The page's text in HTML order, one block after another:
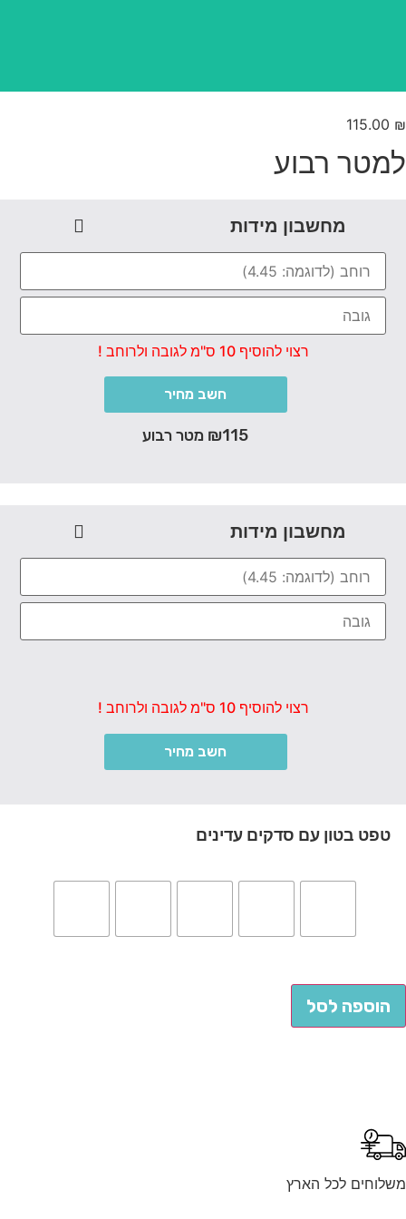
115.00
רבוע
מחשבון מידות
רצוי להוסיף 10 ס"מ לגובה ולרוחב !
חשב מחיר
₪115 מטר רבוע
מחשבון מידות
רצוי להוסיף 10 ס"מ לגובה ולרוחב !
חשב מחיר
טפט בטון עם סדקים עדינים
הוספה לסל
לכל הארץ